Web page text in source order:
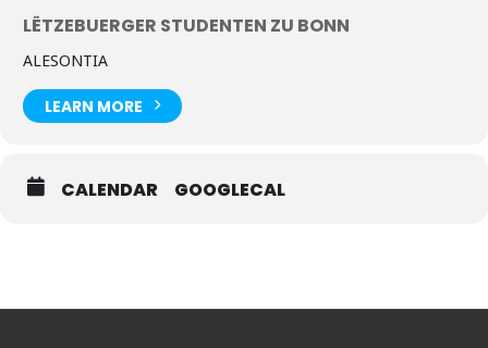
LËTZEBUERGER STUDENTEN ZU BONN
ALESONTIA
LEARN MORE
CALENDAR GOOGLECAL